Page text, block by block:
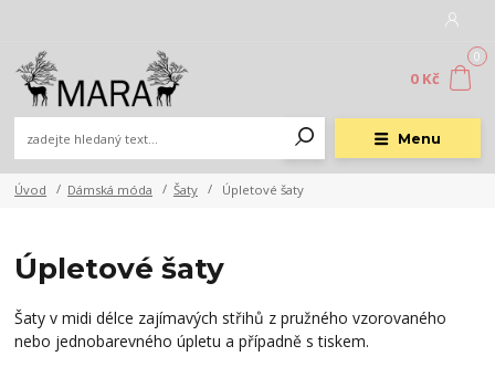
Menu
0
0 Kč
Úvod Dámská móda Šaty Úpletové šaty
Úpletové šaty
Šaty v midi délce zajímavých střihů z pružného vzorovaného
nebo jednobarevného úpletu a případně s tiskem.